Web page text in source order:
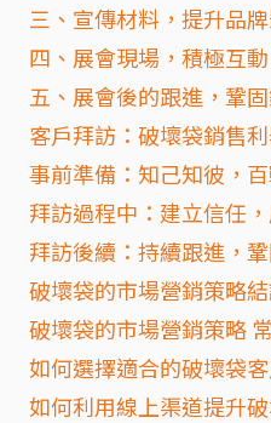
三、宣傳材料，提升品
四、展會現場，積極互動
五、展會後的跟進，鞏
客戶拜訪：破壞袋銷售
事前準備：知己知彼，
拜訪過程中：建立信任
拜訪後續：持續跟進，
破壞袋的市場營銷策略
破壞袋的市場營銷策略
如何選擇適合的破壞袋
如何利用線上渠道提升